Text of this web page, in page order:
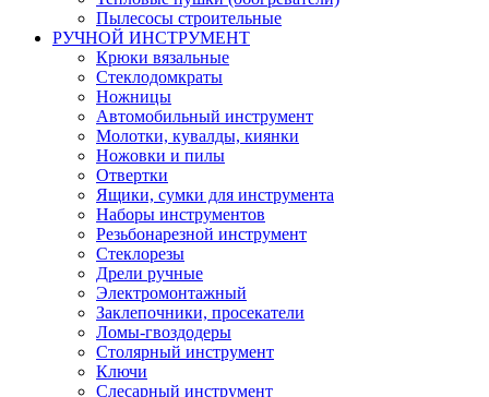
Пылесосы строительные
РУЧНОЙ ИНСТРУМЕНТ
Крюки вязальные
Стеклодомкраты
Ножницы
Автомобильный инструмент
Молотки, кувалды, киянки
Ножовки и пилы
Отвертки
Ящики, сумки для инструмента
Наборы инструментов
Резьбонарезной инструмент
Стеклорезы
Дрели ручные
Электромонтажный
Заклепочники, просекатели
Ломы-гвоздодеры
Столярный инструмент
Ключи
Слесарный инструмент